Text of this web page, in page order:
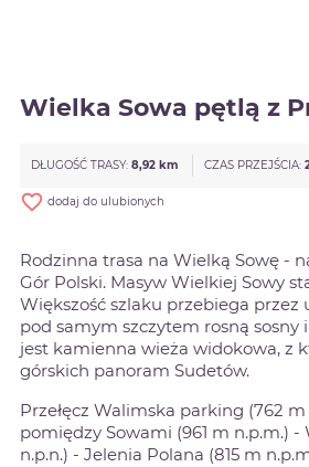
Wielka Sowa pętlą z
DŁUGOŚĆ TRASY: 8,92 km CZAS PRZEJŚCIA:
favorite_border dodaj do ulubionych
Rodzinna trasa na Wielką Sowę -
Gór Polski. Masyw Wielkiej Sowy
Większość szlaku przebiega przez
pod samym szczytem rosną
jest kamienna wieża widokowa, z
górskich panoram Sudetów.
Przełęcz Walimska parking (762
pomiędzy Sowami (961 m n.p.m.) -
n.p.n.) - Jelenia Polana (815 m